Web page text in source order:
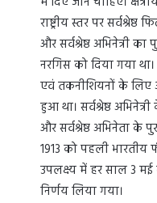
राष्ट्रीय स्तर पर
और सर्वश्रेष्ठ अभिनेत्री
नरगिस को दिया गया
एवं तकनीशियनों के लिए
हुआ था। सर्वश्रेष्ठ
और सर्वश्रेष्ठ अभिनेता के
1913 को पहली भारतीय
उपलक्ष्य में हर साल 3 मई
निर्णय लिया गया।